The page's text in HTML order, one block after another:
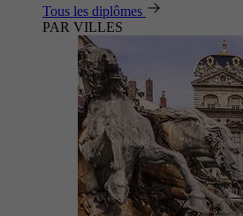
Tous les diplômes
PAR VILLES